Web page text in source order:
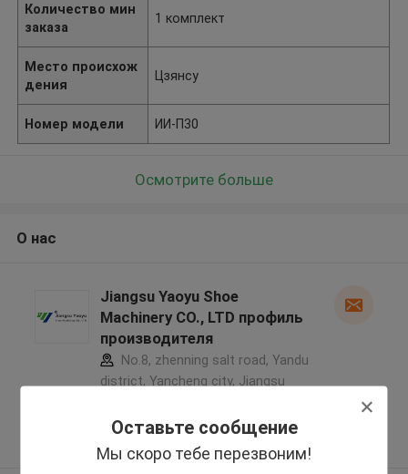
Оставьте сообщение
Мы скоро тебе перезвоним!
Количество мин
заказа
1 комплект
Место происхож
дения
Цзянсу
Номер модели ИИ-П30
Осмотрите больше
О нас
Jiangsu Yaoyu Shoe
Machinery CO., LTD профиль
производителя
No.8, zhenning salt road, Yandu
district, Yancheng city, Jiangsu
5.0
Подтверженный
поставщик